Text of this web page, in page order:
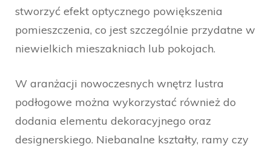
stworzyć efekt optycznego powiększenia
pomieszczenia, co jest szczególnie przydatne w
niewielkich mieszakniach lub pokojach.
W aranżacji nowoczesnych wnętrz lustra
podłogowe można wykorzystać również do
dodania elementu dekoracyjnego oraz
designerskiego. Niebanalne kształty, ramy czy